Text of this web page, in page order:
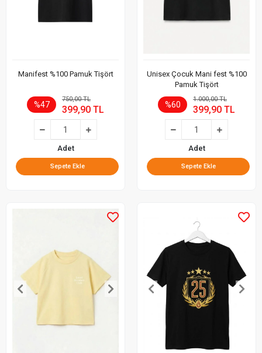
Manifest %100 Pamuk Tişört
%47
750,00 TL
399,90 TL
Adet
Sepete Ekle
Unisex Çocuk Mani fest %100
Pamuk Tişört
%60
1.000,00 TL
399,90 TL
Adet
Sepete Ekle